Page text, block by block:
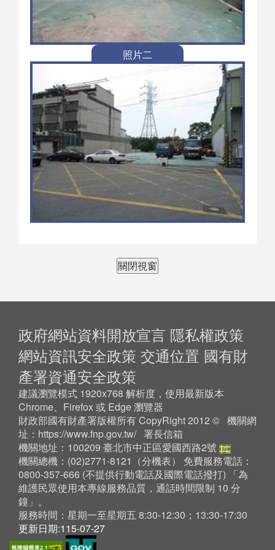
照片二
關閉視窗
:::
政府網站資料開放宣言 隱私權政策
網站資訊安全政策 交通位置 國有財
產署資通安全政策
建議瀏覽模式 1920x768 解析度，使用最新版本
Chrome、Firefox 或 Edge 瀏覽器
財政部國有財產署版權所有 CopyRight 2012 © 機關網
址： https://www.fnp.gov.tw/ 署長信箱
機關地址：100209 臺北市中正區愛國西路2號
機關總機：(02)2771-8121（分機表） 免費服務電話：
0800-357-666 (不提供行動電話及國際電話撥打) 「為
維護民眾使用本專線服務品質，通話時間限制 10 分
鐘」。
服務時間：星期一至星期五 8:30-12:30；13:30-17:30
更新日期:115-07-27